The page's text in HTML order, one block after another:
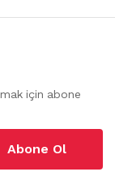
için abone
Abone Ol